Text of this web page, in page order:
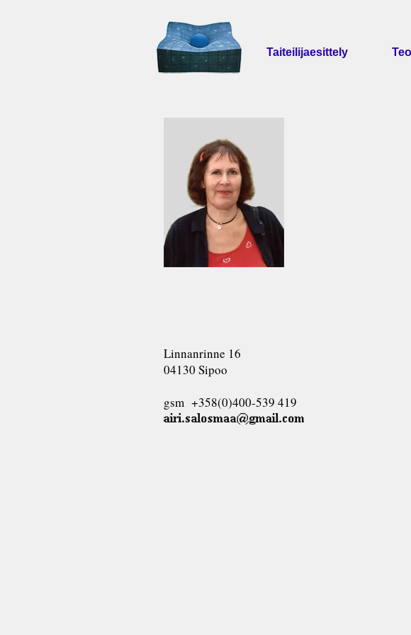
Taiteilijaesittely
Linnanrinne 16
04130 Sipoo
gsm +358(0)400-539 419